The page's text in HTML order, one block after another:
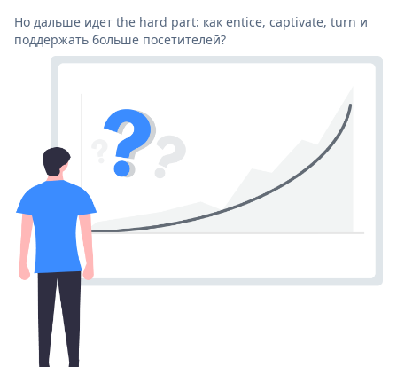
Но дальше идет the hard part: как entice, captivate, turn и
поддержать больше посетителей?